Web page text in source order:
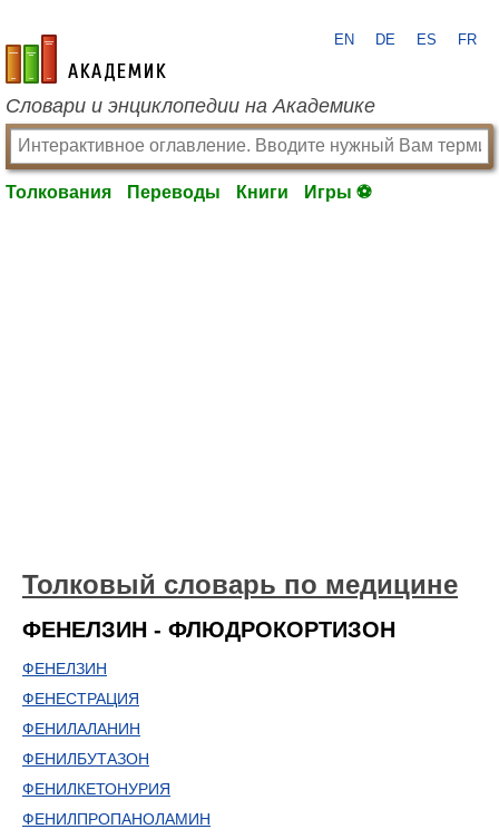
academic.ru
EN DE ES FR
Словари и энциклопедии на Академике
Толкования Переводы Книги Игры ⚽
Толковый словарь по медицине
ФЕНЕЛЗИН - ФЛЮДРОКОРТИЗОН
ФЕНЕЛЗИН
ФЕНЕСТРАЦИЯ
ФЕНИЛАЛАНИН
ФЕНИЛБУТАЗОН
ФЕНИЛКЕТОНУРИЯ
ФЕНИЛПРОПАНОЛАМИН